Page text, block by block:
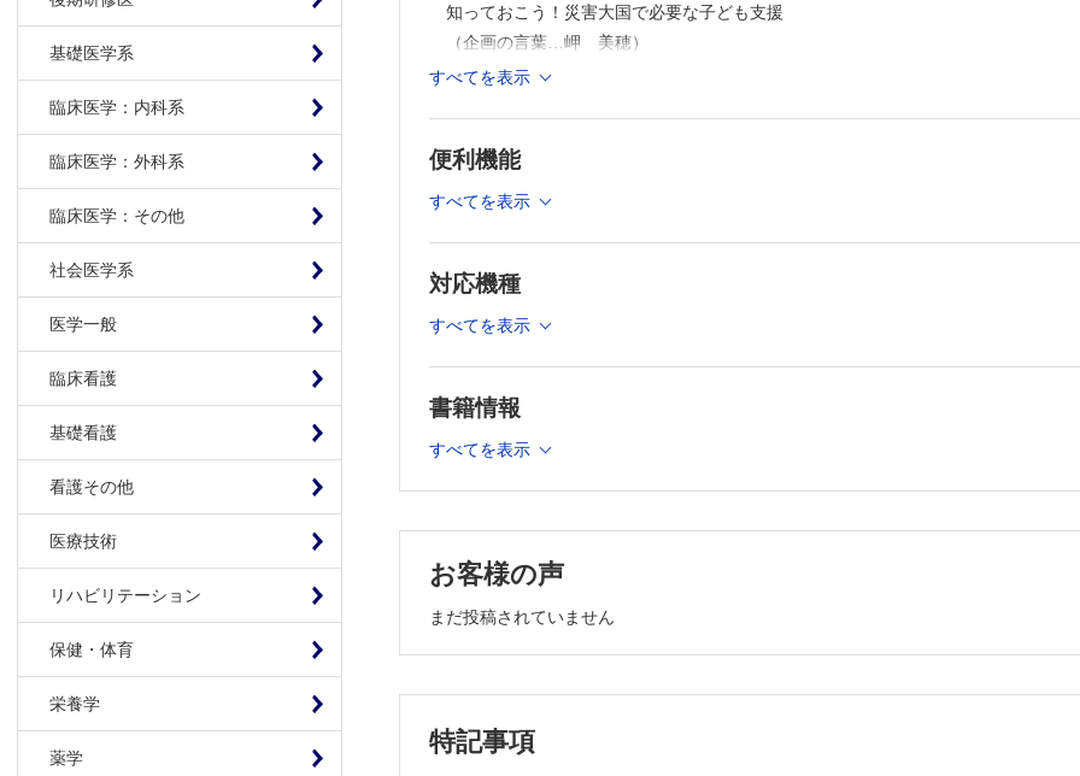
基礎医学系
臨床医学：内科系
臨床医学：外科系
臨床医学：その他
社会医学系
医学一般
臨床看護
基礎看護
看護その他
医療技術
リハビリテーション
保健・体育
栄養学
薬学
知っておこう！災害大国で必要な子ども支援
（企画の言葉…岬 美穂）
1 人道危機の状況下で「こどもを救う」こととは？…今井一徳
4 避難所などで赤ちゃんと過ごす際のケア方法と注意点とは？…和田和子
5 アレルギー疾患をもつ子どもの対応と備え…小林茂俊
8 「子ども」と「親」と「支援者」の心のケア…池田美樹
9 子どもを守るための養育者への支援…稲葉将大
新連載 ほむほむ先生と読み解く！ 海外文献 第1回
赤ちゃんのワクチン効果，カギは「腸内細菌叢」？～抗生物質とビフィズス菌の
子どもの心と体をはぐくむ 住まい空間・あそび空間 第10回
大勢で楽しく食べる…仙田 満
こどもまんなか！ スクールソーシャルワーカー 第13回
「子どもの将来を一緒に考えよう！」～学校のなかの体制づくり～…呉岡大地
てんや・わんや・こどものほんや 第13回
育児Q&A
すべてを表示
便利機能
すべてを表示
対応機種
すべてを表示
書籍情報
すべてを表示
お客様の声
まだ投稿されていません
特記事項